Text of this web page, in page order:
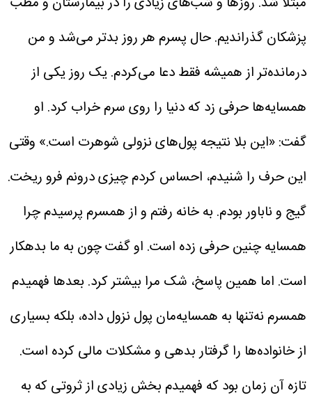
پزشکان گذراندیم. حال پسرم هر روز بدتر می‌شد و من
درمانده‌تر از همیشه فقط دعا می‌کردم.یک روز یکی از
همسایه‌ها حرفی زد که دنیا را روی سرم خراب کرد. او
گفت: «این بلا نتیجه پول‌های نزولی شوهرت است.» وقتی
این حرف را شنیدم، احساس کردم چیزی درونم فرو ریخت.
گیج و ناباور بودم. به خانه رفتم و از همسرم پرسیدم چرا
همسایه چنین حرفی زده است. او گفت چون به ما بدهکار
است. اما همین پاسخ، شک مرا بیشتر کرد. بعدها فهمیدم
همسرم نه‌تنها به همسایه‌مان پول نزول داده، بلکه بسیاری
از خانواده‌ها را گرفتار بدهی و مشکلات مالی کرده است.
تازه آن زمان بود که فهمیدم بخش زیادی از ثروتی که به